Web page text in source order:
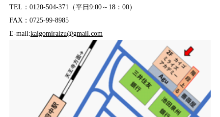
TEL：0120-504-371（平日9:00～18：00）
FAX：0725-99-8985
E-mail:kaigomiraizu@gmail.com